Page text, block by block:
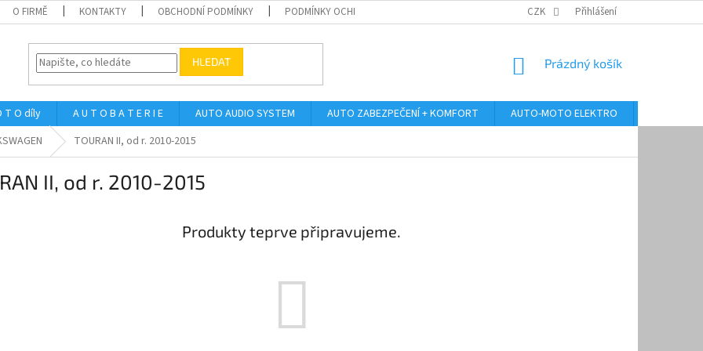
O FIRMĚ KONTAKTY OBCHODNÍ PODMÍNKY PODMÍNKY OCHRANY OSOBNÍCH ÚDAJŮ ODSTOUPENÍ OD KUPNÍ SMLOUVY
CZK Přihlášení
HLEDAT
NÁKUPNÍ
Prázdný košík
T O díly A U T O B A T E R I E AUTO AUDIO SYSTEM AUTO ZABEZPEČENÍ + KOMFORT AUTO-MOTO ELEKTRO
TOURAN II, od r. 2010-2015
II, od r. 2010-2015
Produkty teprve připravujeme.